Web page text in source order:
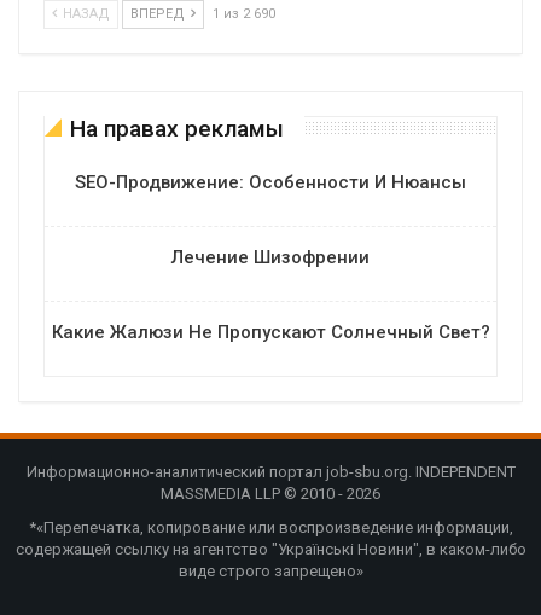
НАЗАД ВПЕРЕД 1 из 2 690
На правах рекламы
SEO-Продвижение: Особенности И Нюансы
Лечение Шизофрении
Какие Жалюзи Не Пропускают Солнечный Свет?
Информационно-аналитический портал job-sbu.org. INDEPENDENT
MASSMEDIA LLP © 2010 - 2026
*«Перепечатка, копирование или воспроизведение информации,
содержащей ссылку на агентство "Українські Новини", в каком-либо
виде строго запрещено»